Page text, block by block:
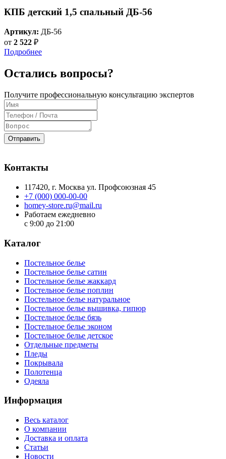
КПБ детский 1,5 спальный ДБ-56
Артикул: ДБ-56
от 2 522 ₽
Подробнее
Остались вопросы?
Получите профессиональную консультацию экспертов
Отправить
Контакты
117420, г. Москва ул. Профсоюзная 45
+7 (000) 000-00-00
homey-store.ru@mail.ru
Работаем ежедневно
с 9:00 до 21:00
Каталог
Постельное белье
Постельное белье сатин
Постельное белье жаккард
Постельное белье поплин
Постельное белье натуральное
Постельное белье вышивка, гипюр
Постельное белье бязь
Постельное белье эконом
Постельное белье детское
Отдельные предметы
Пледы
Покрывала
Полотенца
Одеяла
Информация
Весь каталог
О компании
Доставка и оплата
Статьи
Новости